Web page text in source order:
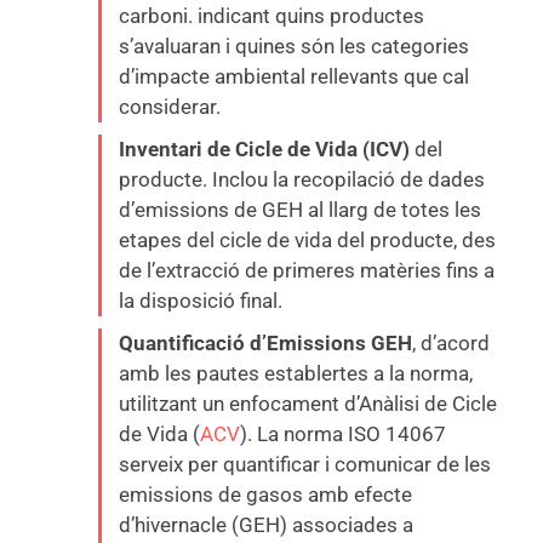
carboni. indicant quins productes
s’avaluaran i quines són les categories
d’impacte ambiental rellevants que cal
considerar.
Inventari de Cicle de Vida (ICV) del
producte. Inclou la recopilació de dades
d’emissions de GEH al llarg de totes les
etapes del cicle de vida del producte, des
de l’extracció de primeres matèries fins a
la disposició final.
Quantificació d’Emissions GEH, d’acord
amb les pautes establertes a la norma,
utilitzant un enfocament d’Anàlisi de Cicle
de Vida (ACV). La norma ISO 14067
serveix per quantificar i comunicar de les
emissions de gasos amb efecte
d’hivernacle (GEH) associades a